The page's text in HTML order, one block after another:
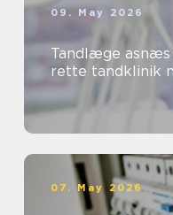
09. May 2026
Tandlæge asnæs sådan vælger du den
rette tandklinik
07. May 2026